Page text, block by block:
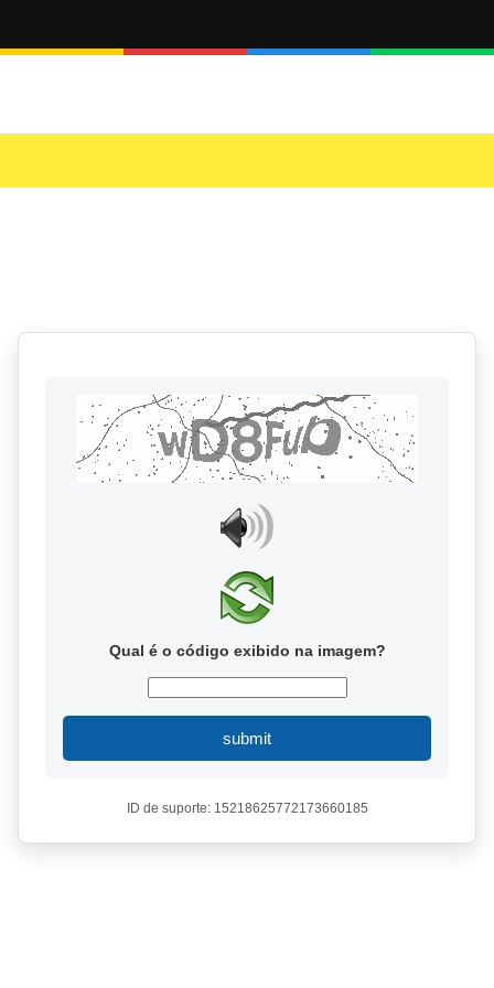
Qual é o código exibido na imagem?
submit
ID de suporte: 15218625772173660185